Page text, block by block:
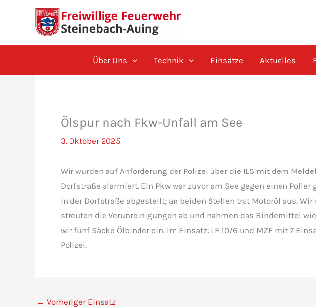
Über Uns Technik Einsätze Aktuelles
Ölspur nach Pkw-Unfall am See
3. Oktober 2025
Wir wurden auf Anforderung der Polizei über die ILS mit dem
Dorfstraße alarmiert. Ein Pkw war zuvor am See gegen einen
in der Dorfstraße abgestellt; an beiden Stellen trat Motoröl aus.
streuten die Verunreinigungen ab und nahmen das Bindemittel
wir fünf Säcke Ölbinder ein. Im Einsatz: LF 10/6 und MZF mit 7
Polizei.
← Vorheriger Einsatz